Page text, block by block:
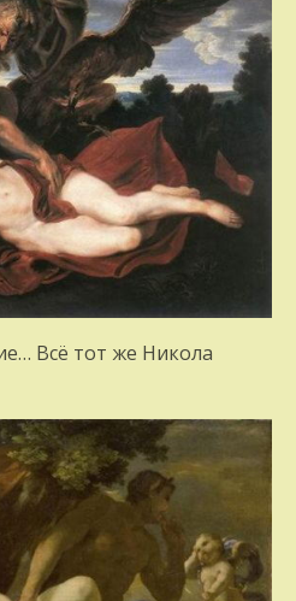
Всё тот же Никола